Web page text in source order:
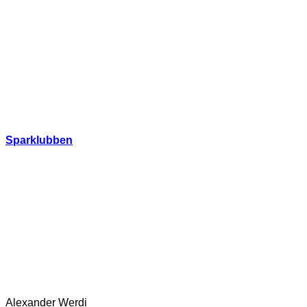
Sparklubben
Alexander Werdi